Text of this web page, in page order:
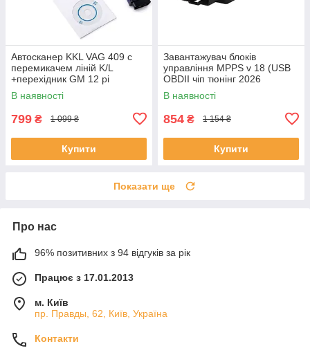
Автосканер KKL VAG 409 c
перемикачем ліній K/L
+перехідник GM 12 pi
(OBD1/2 сканер Daewoo
Lanos, VAZ ВАЗ )
В наявності
799 ₴ 1 099 ₴
Купити
Завантажувач блоків
управління MPPS v 18 (USB
OBDII чіп тюнінг 2026
В наявності
854 ₴ 1 154 ₴
Купити
Показати ще
Про нас
96% позитивних з 94 відгуків за рік
Працює з 17.01.2013
м. Київ
пр. Правды, 62, Київ, Україна
Контакти